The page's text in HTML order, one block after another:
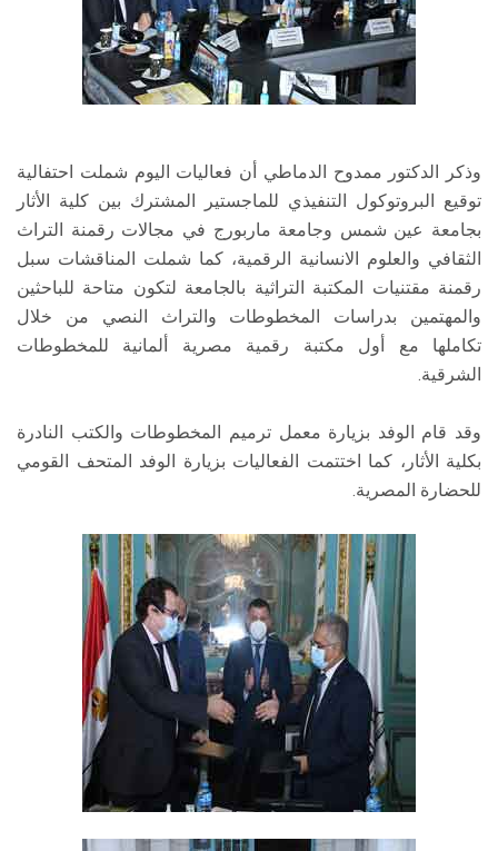
وذكر الدكتور ممدوح الدماطي أن فعاليات اليوم شملت احتفالية
توقيع البروتوكول التنفيذي للماجستير المشترك بين كلية الأثار
بجامعة عين شمس وجامعة ماربورج في مجالات رقمنة التراث
الثقافي والعلوم الانسانية الرقمية، كما شملت المناقشات سبل
رقمنة مقتنيات المكتبة التراثية بالجامعة لتكون متاحة للباحثين
والمهتمين بدراسات المخطوطات والتراث النصي من خلال
تكاملها مع أول مكتبة رقمية مصرية ألمانية للمخطوطات
الشرقية.
وقد قام الوفد بزيارة معمل ترميم المخطوطات والكتب النادرة
بكلية الأثار، كما اختتمت الفعاليات بزيارة الوفد المتحف القومي
للحضارة المصرية.